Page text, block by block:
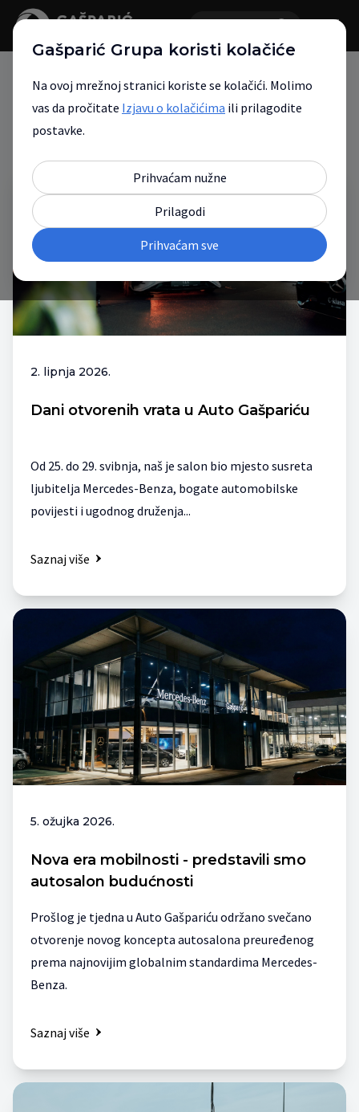
Novosti
2. lipnja 2026.
Dani otvorenih vrata u Auto Gašpariću
Od 25. do 29. svibnja, naš je salon bio mjesto susreta
ljubitelja Mercedes-Benza, bogate automobilske
povijesti i ugodnog druženja...
Saznaj više
5. ožujka 2026.
Nova era mobilnosti - predstavili smo
autosalon budućnosti
Prošlog je tjedna u Auto Gašpariću održano svečano
otvorenje novog koncepta autosalona preuređenog
prema najnovijim globalnim standardima Mercedes-
Benza.
Saznaj više
Gašparić Grupa koristi kolačiće
Na ovoj mrežnoj stranici koriste se kolačići. Molimo
vas da pročitate Izjavu o kolačićima ili prilagodite
postavke.
Prihvaćam nužne
Prilagodi
Prihvaćam sve